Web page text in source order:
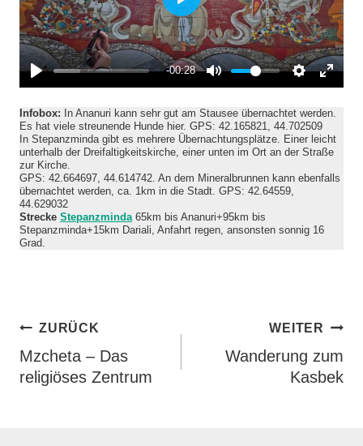
-00:28
P
l
a
Infobox: In Ananuri kann sehr gut am Stausee übernachtet werden.
Es hat viele streunende Hunde hier. GPS: 42.165821, 44.702509
In Stepanzminda gibt es mehrere Übernachtungsplätze. Einer leicht
unterhalb der Dreifaltigkeitskirche, einer unten im Ort an der Straße
zur Kirche.
GPS: 42.664697, 44.614742. An dem Mineralbrunnen kann ebenfalls
übernachtet werden, ca. 1km in die Stadt. GPS: 42.64559,
44.629032
Strecke Stepanzminda65km bis Ananuri+95km bis
Stepanzminda+15km Dariali, Anfahrt regen, ansonsten sonnig 16
Grad.
Beitragsnavigation
ZURÜCK
Mzcheta – Das
religiöses Zentrum
WEITER
Wanderung zum
Kasbek